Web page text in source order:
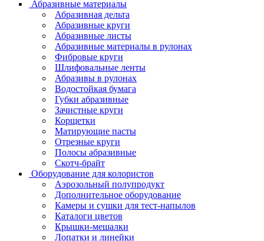
Абразивные материалы
Абразивная дельта
Абразивные круги
Абразивные листы
Абразивные материалы в рулонах
Фибровые круги
Шлифовальные ленты
Абразивы в рулонах
Водостойкая бумага
Губки абразивные
Зачистные круги
Корщетки
Матирующие пасты
Отрезные круги
Полосы абразивные
Скотч-брайт
Оборудование для колористов
Аэрозольный полупродукт
Дополнительное оборудование
Камеры и сушки для тест-напылов
Каталоги цветов
Крышки-мешалки
Лопатки и линейки